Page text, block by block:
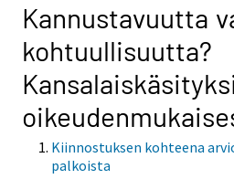
Kannustavuutta
kohtuullisuutta?
Kiinnostuksen kohteena
palkoista